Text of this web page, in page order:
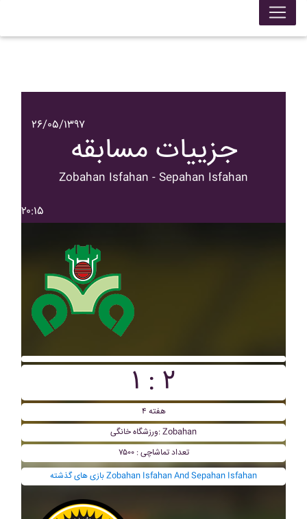
۲۶/۰۵/۱۳۹۷
جزییات مسابقه
Zobahan Isfahan - Sepahan Isfahan
۲۰:۱۵
۱ : ۲
هفته ۴
ورزشگاه خانگی: Zobahan
تعداد تماشاچی : ۷۵۰۰
بازی های گذشته Zobahan Isfahan And Sepahan Isfahan